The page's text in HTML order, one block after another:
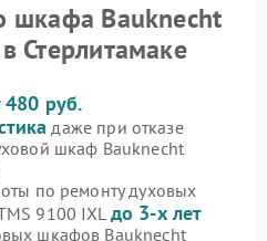
шкафа Bauknecht
Стерлитамаке
480 руб.
даже при отказе
шкаф Bauknecht
по ремонту духовых
9100 IXL до 3-х лет
шкафов Bauknecht